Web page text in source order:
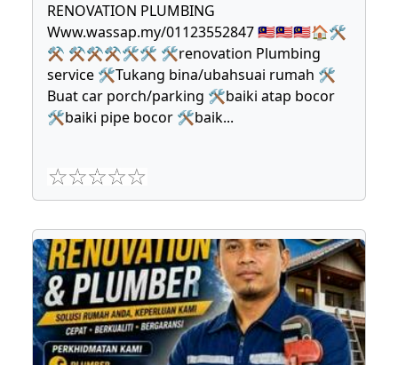
RENOVATION PLUMBING
Www.wassap.my/01123552847 🇲🇾🇲🇾🇲🇾🏠🛠
⚒ ⚒⚒⚒🛠🛠 🛠renovation Plumbing
service 🛠Tukang bina/ubahsuai rumah 🛠
Buat car porch/parking 🛠baiki atap bocor
🛠baiki pipe bocor 🛠baik...